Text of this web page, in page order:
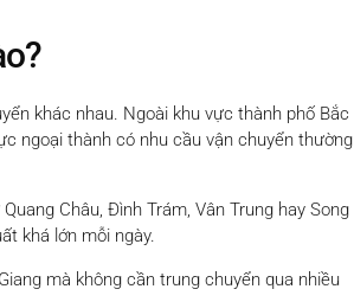
khác nhau. Ngoài khu vực thành phố Bắc
ngoại thành có nhu cầu vận chuyển thường
Châu, Đình Trám, Vân Trung hay Song
khá lớn mỗi ngày.
mà không cần trung chuyển qua nhiều